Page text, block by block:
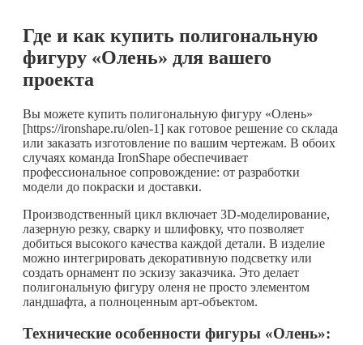
Где и как купить полигональную
фигуру «Олень» для вашего
проекта
Вы можете купить полигональную фигуру «Олень»
[https://ironshape.ru/olen-1] как готовое решение со склада
или заказать изготовление по вашим чертежам. В обоих
случаях команда IronShape обеспечивает
профессиональное сопровождение: от разработки
модели до покраски и доставки.
Производственный цикл включает 3D-моделирование,
лазерную резку, сварку и шлифовку, что позволяет
добиться высокого качества каждой детали. В изделие
можно интегрировать декоративную подсветку или
создать орнамент по эскизу заказчика. Это делает
полигональную фигуру оленя не просто элементом
ландшафта, а полноценным арт-объектом.
Технические особенности фигуры «Олень»: